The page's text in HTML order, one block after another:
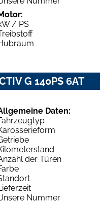
/ PS
G 140PS 6AT
Daten:
der Türen
Nummer